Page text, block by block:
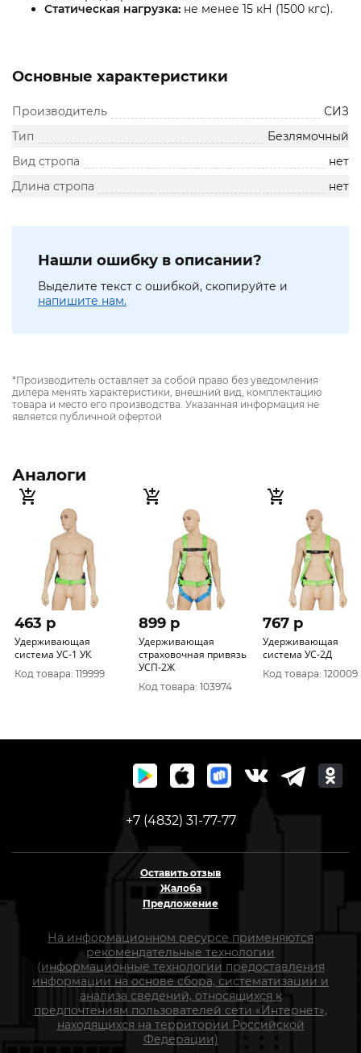
Статическая нагрузка: не менее 15 кН (1500 кгс).
Основные характеристики
Производитель
СИЗ
Тип
Безлямочный
Вид стропа
нет
Длина стропа
нет
Нашли ошибку в описании?
Выделите текст с ошибкой, скопируйте и
напишите нам.
*Производитель оставляет за собой право без уведомления
дилера менять характеристики, внешний вид, комплектацию
товара и место его производства. Указанная информация не
является публичной офертой
Аналоги
463 p
Удерживающая
система УС-1 УК
Код товара: 119999
899 p
Удерживающая
страховочная привязь
УСП-2Ж
Код товара: 103974
767 p
Удерживающая
система УС-2Д
Код товара: 120009
+7 (4832) 31-77-77
Оставить отзыв
Жалоба
Предложение
На информационном ресурсе применяются
рекомендательные технологии
(информационные технологии предоставления
информации на основе сбора, систематизации и
анализа сведений, относящихся к
предпочтениям пользователей сети «Интернет»,
находящихся на территории Российской
Федерации)